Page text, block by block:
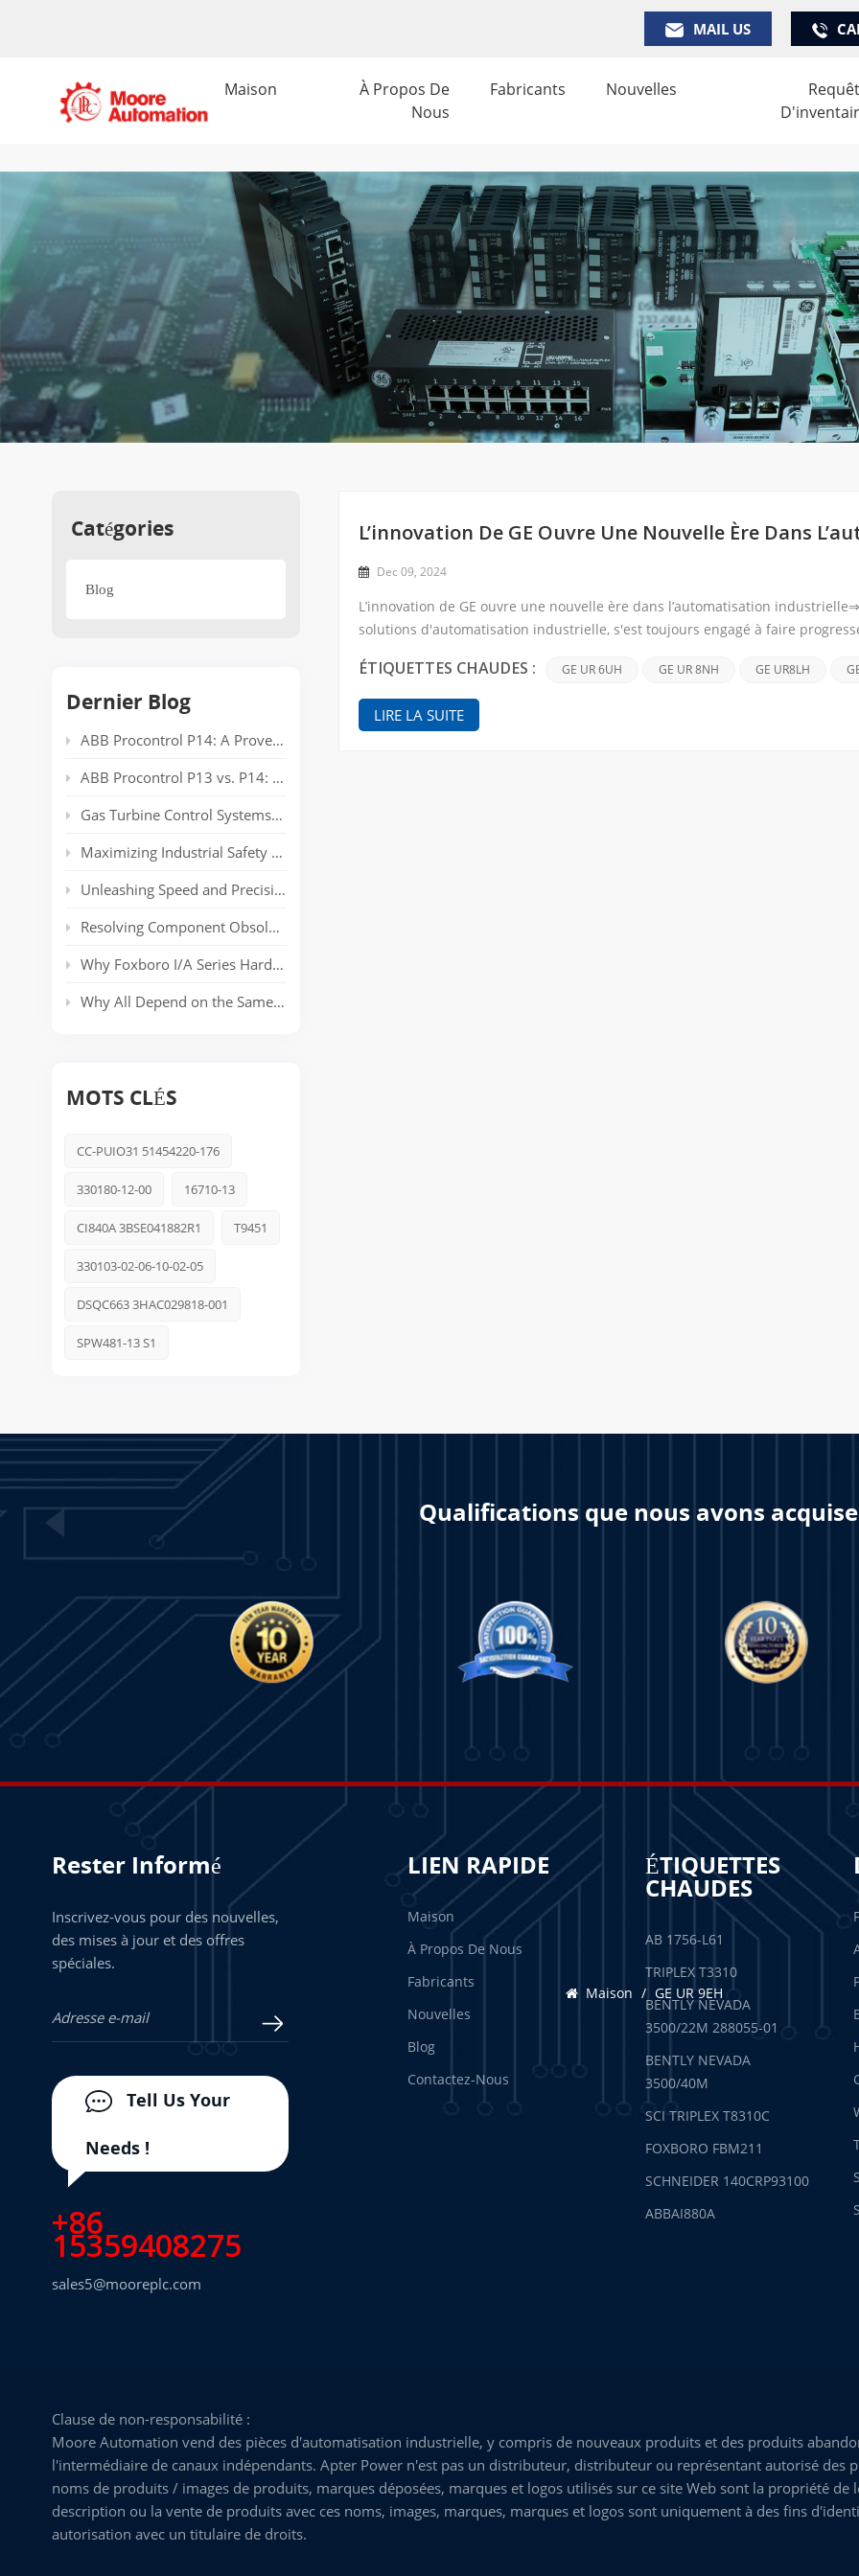
MAIL US
Maison
À Propos De
Nous
Fabricants Nouvelles
Chercher
Maison / GE UR 9EH
Catégories
Blog
Dernier Blog
ABB Procontrol P14: A Proven Power Plant Automation System Supporting Reliable Generation for Decades
ABB Procontrol P13 vs. P14: Technical Comparison and Spare Parts Guide
Gas Turbine Control Systems: Common Automation Platforms and Spare Parts Used in Power Generation
Maximizing Industrial Safety and Connectivity with the HIMA HIMatrix Series
Unleashing Speed and Precision: The Power of ABB’s AC 800PEC Control System
Resolving Component Obsolescence in ICS Triplex Trusted® T8000 Series Safety Systems
Why Foxboro I/A Series Hardware Still Dominates Long-Life Process Plants
Why All Depend on the Same Safety Platform: Triconex
MOTS CLÉS
CC-PUIO31 51454220-176
330180-12-00 16710-13
CI840A 3BSE041882R1 T9451
330103-02-06-10-02-05
DSQC663 3HAC029818-001
SPW481-13 S1
L’innovation De GE Ouvre Une Nouvelle Ère Dans
Dec 09, 2024
L’innovation de GE ouvre une nouvelle ère dans l’automatisation
solutions d'automatisation industrielle, s'est toujours engagé à faire
ÉTIQUETTES CHAUDES : GE UR 6UH GE UR 8NH GE UR8LH
LIRE LA SUITE
Qualifications que nous avons
Rester Informé
Inscrivez-vous pour des nouvelles,
des mises à jour et des offres
spéciales.
Tell Us Your
Needs !
+86
15359408275
sales5@mooreplc.com
LIEN RAPIDE
Maison
À Propos De Nous
Fabricants
Nouvelles
Blog
Contactez-Nous
ÉTIQUETTES
CHAUDES
AB 1756-L61
TRIPLEX T3310
BENTLY NEVADA
3500/22M 288055-01
BENTLY NEVADA
3500/40M
SCI TRIPLEX T8310C
FOXBORO FBM211
SCHNEIDER 140CRP93100
ABBAI880A
Clause de non-responsabilité :
Moore Automation vend des pièces d'automatisation industrielle, y compris de nouveaux produits et des produits
l'intermédiaire de canaux indépendants. Apter Power n'est pas un distributeur, distributeur ou représentant autorisé des
noms de produits / images de produits, marques déposées, marques et logos utilisés sur ce site Web sont la propriété
description ou la vente de produits avec ces noms, images, marques, marques et logos sont uniquement à des fins
autorisation avec un titulaire de droits.